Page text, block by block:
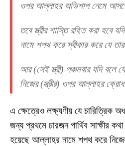
ওপর আল্লাহর অভিশাপ নেমে
তবে স্ত্রীর শাস্তি রহিত করা হবে
নামে শপথ করে স্বীকার করে যে
আর (সেই স্ত্রী) পঞ্চমবার যদি বলে
নিজের (স্ত্রীর) ওপর আল্লাহর
এ ক্ষেত্রেও লক্ষ্যণীয় যে চারিত্রিক
জন্য প্রথমে চারজন পার্থিব সাক্ষীর
হয়েছে আল্লাহর নামে শপথ করে